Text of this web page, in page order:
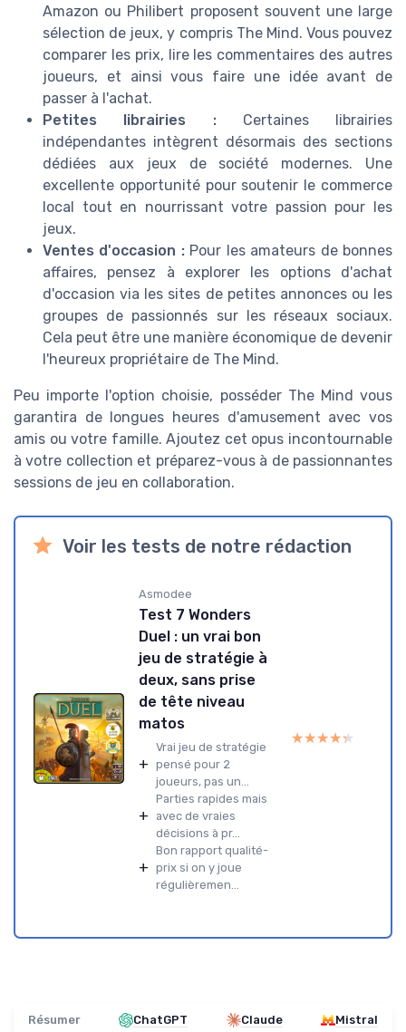
Amazon ou Philibert proposent souvent une large
sélection de jeux, y compris The Mind. Vous pouvez
comparer les prix, lire les commentaires des autres
joueurs, et ainsi vous faire une idée avant de
passer à l'achat.
Petites librairies :Certaines librairies
indépendantes intègrent désormais des sections
dédiées aux jeux de société modernes. Une
excellente opportunité pour soutenir le commerce
local tout en nourrissant votre passion pour les
jeux.
Ventes d'occasion :Pour les amateurs de bonnes
affaires, pensez à explorer les options d'achat
d'occasion via les sites de petites annonces ou les
groupes de passionnés sur les réseaux sociaux.
Cela peut être une manière économique de devenir
l'heureux propriétaire de The Mind.
Peu importe l'option choisie, posséder The Mind vous
garantira de longues heures d'amusement avec vos
amis ou votre famille. Ajoutez cet opus incontournable
à votre collection et préparez-vous à de passionnantes
sessions de jeu en collaboration.
Voir les tests de notre rédaction
Asmodee
Test 7 Wonders
Duel : un vrai bon
jeu de stratégie à
deux, sans prise
de tête niveau
matos
+
Vrai jeu de stratégie
pensé pour 2
joueurs, pas un...
+
Parties rapides mais
avec de vraies
décisions à pr...
+
Bon rapport qualité-
prix si on y joue
régulièremen...
★★★★★
★★★★★
Résumer ChatGPT Claude Mistral